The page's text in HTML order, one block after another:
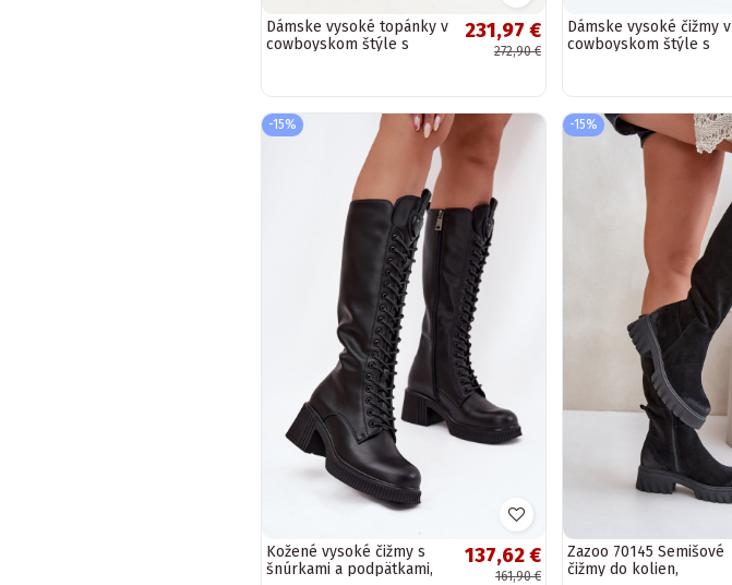
Dámske vysoké topánky v
cowboyskom štýle s
231,97 €
272,90 €
Dámske vysoké čižmy v
cowboyskom štýle s
-15%
Kožené vysoké čižmy s
šnúrkami a podpätkami,
137,62 €
161,90 €
-15%
Zazoo 70145 Semišové
čižmy do kolien,